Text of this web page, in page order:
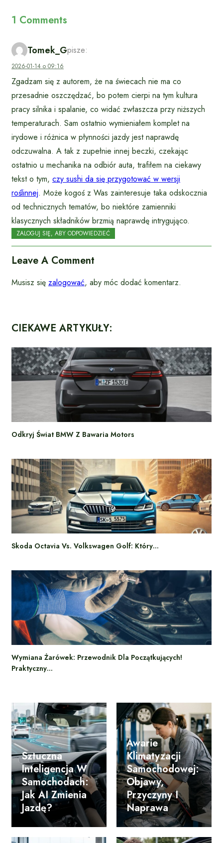
1 Comments
Tomek_Gpisze:
2026-01-14 o 09:16
Zgadzam się z autorem, że na świecach nie ma co
przesadnie oszczędzać, bo potem cierpi na tym kultura
pracy silnika i spalanie, co widać zwłaszcza przy niższych
temperaturach. Sam ostatnio wymieniałem komplet na
irydowe i różnica w płynności jazdy jest naprawdę
odczuwalna. A tak z zupełnie innej beczki, czekając
ostatnio u mechanika na odbiór auta, trafiłem na ciekawy
tekst o tym, czy sushi da się przygotować w wersji
roślinnej. Może kogoś z Was zainteresuje taka odskocznia
od technicznych tematów, bo niektóre zamienniki
klasycznych składników brzmią naprawdę intrygująco.
ZALOGUJ SIĘ, ABY ODPOWIEDZIEĆ
Leave A Comment
Musisz się zalogować, aby móc dodać komentarz.
CIEKAWE ARTYKUŁY:
Odkryj Świat BMW Z Bawaria Motors
Skoda Octavia Vs. Volkswagen Golf: Który…
Wymiana Żarówek: Przewodnik Dla Początkujących!
Praktyczny…
Sztuczna
Inteligencja W
Samochodach:
Jak AI Zmienia
Jazdę?
Awarie
Klimatyzacji
Samochodowej:
Objawy,
Przyczyny I
Naprawa